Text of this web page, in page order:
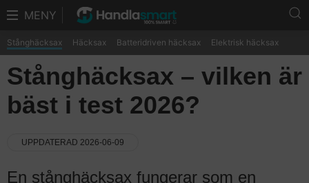
MENY
Stånghäcksax Häcksax Batteridriven häcksax Elektrisk häcksax
Stånghäcksax – vilken är
bäst i test 2026?
UPPDATERAD 2026-06-09
En stånghäcksax fungerar som en